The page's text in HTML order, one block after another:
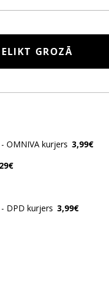
GROZĀ
OMNIVA kurjers 3,99€
DPD kurjers 3,99€